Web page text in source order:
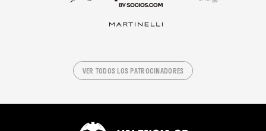
VER TODOS LOS PATROCINADORES